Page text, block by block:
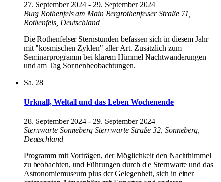
27. September 2024 - 29. September 2024
Burg Rothenfels am Main Bergrothenfelser Straße 71,
Rothenfels, Deutschland
Die Rothenfelser Sternstunden befassen sich in diesem Jahr
mit "kosmischen Zyklen" aller Art. Zusätzlich zum
Seminarprogramm bei klarem Himmel Nachtwanderungen
und am Tag Sonnenbeobachtungen.
Sa. 28
Urknall, Weltall und das Leben Wochenende
28. September 2024 - 29. September 2024
Sternwarte Sonneberg Sternwarte Straße 32, Sonneberg,
Deutschland
Programm mit Vorträgen, der Möglichkeit den Nachthimmel
zu beobachten, und Führungen durch die Sternwarte und das
Astronomiemuseum plus der Gelegenheit, sich in einer